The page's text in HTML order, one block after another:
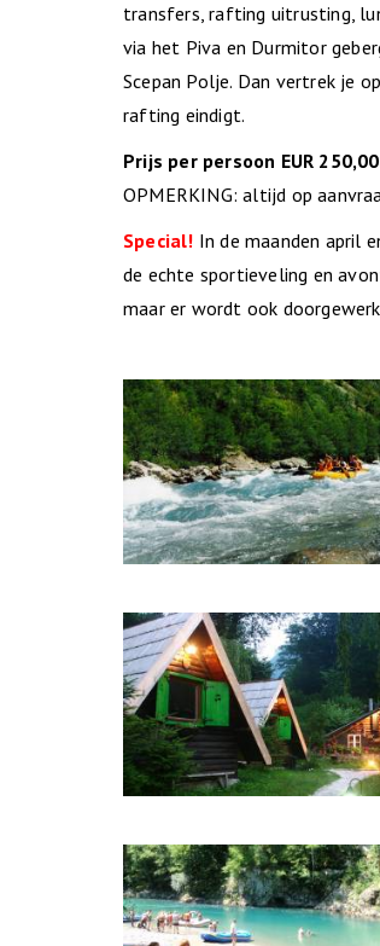
transfers, rafting uitrusting,
via het Piva en Durmitor
Scepan Polje. Dan vertrek je
rafting eindigt.
Prijs per persoon EUR 250,00
OPMERKING: altijd op
Special! In de maanden april
de echte sportieveling en
maar er wordt ook